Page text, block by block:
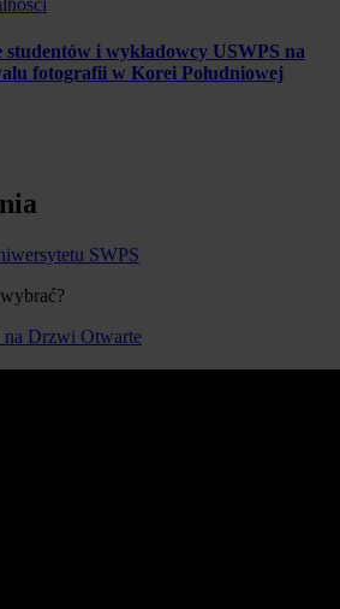
studentów i wykładowcy USWPS na
fotografii w Korei Południowej
SWPS
na Drzwi Otwarte